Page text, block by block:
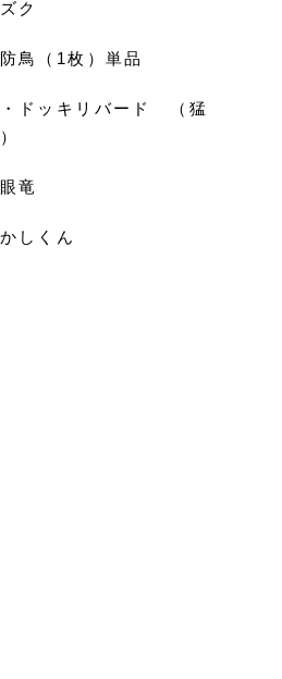
ク
鳥（1枚）単品
ドッキリバード （猛
竜
しくん